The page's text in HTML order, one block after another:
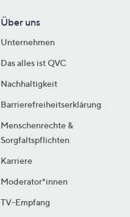
Über uns
Unternehmen
Das alles ist QVC
Nachhaltigkeit
Barrierefreiheitserklärung
Menschenrechte &
Sorgfaltspflichten
Karriere
Moderator*innen
TV-Empfang